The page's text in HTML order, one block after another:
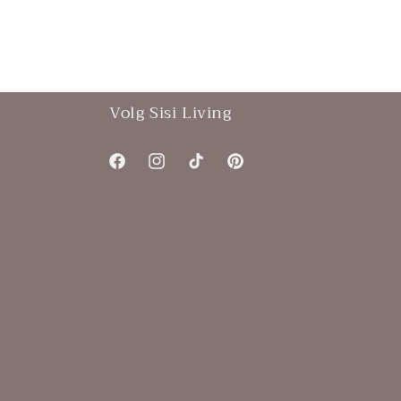
Volg Sisi Living
FacebookInstagramTikTok Pinterest